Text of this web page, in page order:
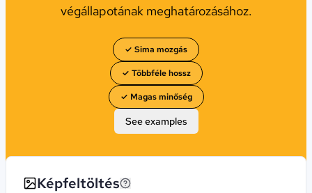
végállapotának meghatározásához.
✓ Sima mozgás
✓ Többféle hossz
✓ Magas minőség
See examples
Képfeltöltés